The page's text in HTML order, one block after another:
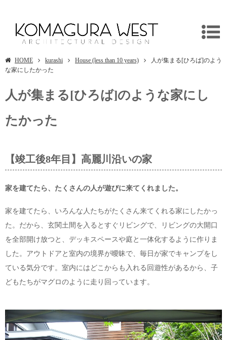
HOME kurashi House (less than 10 years)
人が集まる[ひろば]のよう
な家にしたかった
人が集まる[ひろば]のような家にし
たかった
【竣工後8年目】高麗川沿いの家
家を建てたら、たくさんの人が遊びに来てくれました。
家を建てたら、いろんな人たちがたくさん来てくれる家にしたかっ
た。だから、玄関土間を入るとすぐリビングで、リビングの大開口
を全部開け放つと、デッキスペースや庭と一体化するように作りま
した。アウトドアと室内の境界が曖昧で、毎日が家でキャンプをし
ている気分です。室内にはどこからも入れる回遊性があるから、子
どもたちがマグロのように走り回っています。